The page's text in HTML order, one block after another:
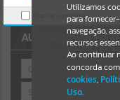
NOTÍCIAS
Utilizamos
para
navegação,
recursos
Ao continuar
concorda
cookies,
Uso.
Marcar como lido.